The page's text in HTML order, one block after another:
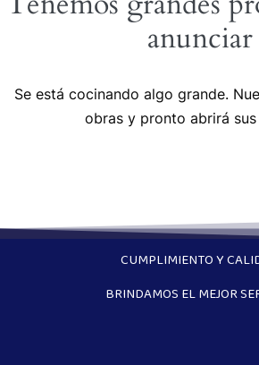
anunciar
Se está cocinando algo grande.
obras y pronto abrirá
CUMPLIMIENTO Y
BRINDAMOS EL MEJOR